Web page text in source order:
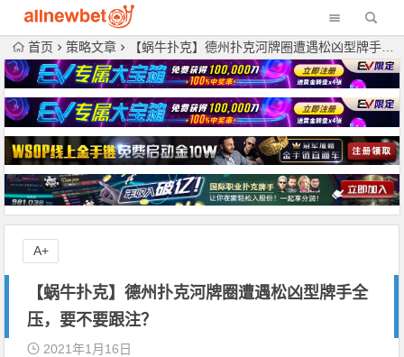
首页 策略文章 【蜗牛扑克】德州扑克河牌圈遭遇松凶型牌手全压，要不要跟注？
【蜗牛扑克】德州扑克河牌圈遭遇松凶型牌手全
压，要不要跟注？
2021年1月16日
A+